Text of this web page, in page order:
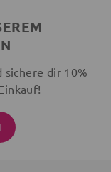
sichere dir 10%